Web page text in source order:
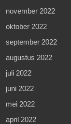
november 2022
oktober 2022
september 2022
augustus 2022
juli 2022
juni 2022
mei 2022
april 2022